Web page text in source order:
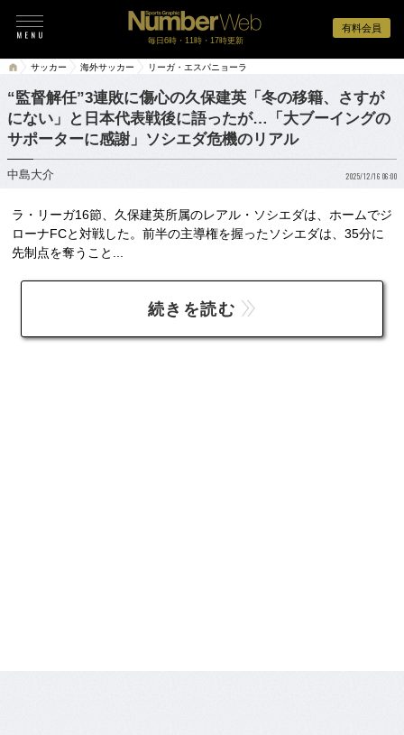
有料会員
毎日6時・11時・17時更新
サッカー 海外サッカー リーガ・エスパニョーラ
“監督解任”3連敗に傷心の久保建英「冬の移籍、さすが
にない」と日本代表戦後に語ったが…「大ブーイングの
サポーターに感謝」ソシエダ危機のリアル
中島大介 2025/12/16 06:00
ラ・リーガ16節、久保建英所属のレアル・ソシエダは、ホームでジ
ローナFCと対戦した。前半の主導権を握ったソシエダは、35分に
先制点を奪うこと...
続きを読む